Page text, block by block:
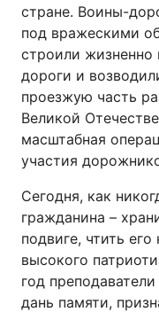
стране. Воины-
под вражескими
строили
дороги и
проезжую часть
Великой
масштабная
участия
Сегодня, как
гражданина –
подвиге, чтить
высокого
год
дань памяти,